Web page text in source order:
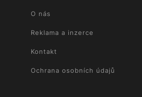
O nás
Reklama a inzerce
Kontakt
Ochrana osobních údajů